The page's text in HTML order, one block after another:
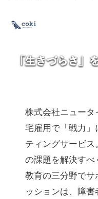
株式会社ニュータ
宅雇用で「戦力
ティングサービ
の課題を解決すべ
教育の三分野でサ
ッションは、障害